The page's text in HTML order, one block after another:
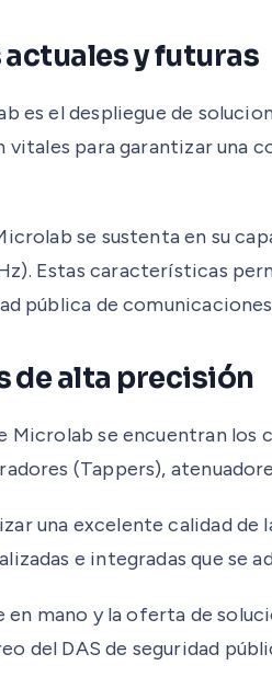
actuales y futuras
es el despliegue de
vitales para garantizar
se sustenta en su
Estas características
pública de
de alta precisión
se encuentran
(Tappers),
una excelente calidad
e integradas que se
mano y la oferta de
del DAS de seguridad